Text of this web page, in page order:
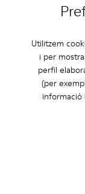
Utilitzem
i per
perfil
(per
informació
Muy comodo
Traduir Ressenya